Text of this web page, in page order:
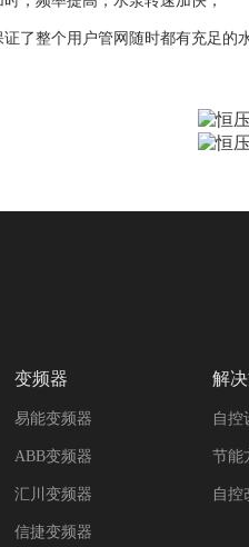
整个用户管网随时都有充足的
变频器
易能变频器
ABB变频器
汇川变频器
信捷变频器
解
自控
节能
自控